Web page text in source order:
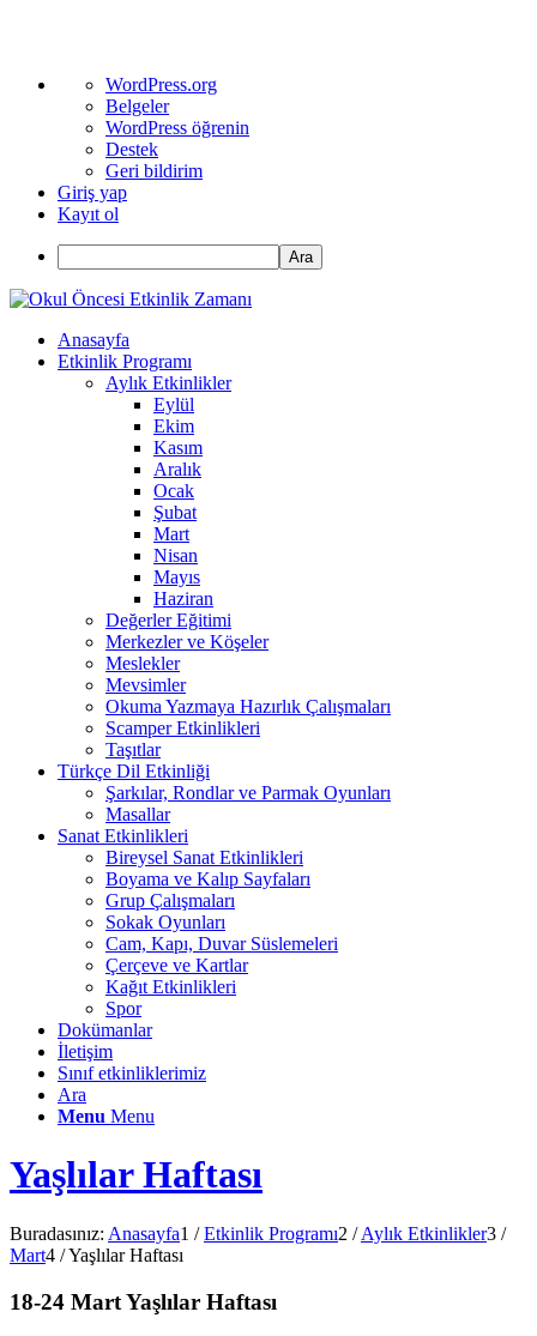
WordPress
hakkında
WordPress.org
Belgeler
WordPress öğrenin
Destek
Geri bildirim
Giriş yap
Kayıt ol
Ara
Anasayfa
Etkinlik Programı
Aylık Etkinlikler
Eylül
Ekim
Kasım
Aralık
Ocak
Şubat
Mart
Nisan
Mayıs
Haziran
Değerler Eğitimi
Merkezler ve Köşeler
Meslekler
Mevsimler
Okuma Yazmaya Hazırlık Çalışmaları
Scamper Etkinlikleri
Taşıtlar
Türkçe Dil Etkinliği
Şarkılar, Rondlar ve Parmak Oyunları
Masallar
Sanat Etkinlikleri
Bireysel Sanat Etkinlikleri
Boyama ve Kalıp Sayfaları
Grup Çalışmaları
Sokak Oyunları
Cam, Kapı, Duvar Süslemeleri
Çerçeve ve Kartlar
Kağıt Etkinlikleri
Spor
Dokümanlar
İletişim
Sınıf etkinliklerimiz
Ara
Menu Menu
Yaşlılar Haftası
Buradasınız: Anasayfa1 / Etkinlik Programı2 / Aylık Etkinlikler3 /
Mart4 /Yaşlılar Haftası
18-24 Mart Yaşlılar Haftası